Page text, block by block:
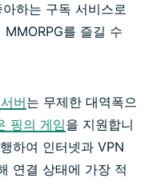
하는 구독 서비스로
를 즐길 수
버는 무제한 대역폭으
핑의 게임을 지원합니
하여 인터넷과 VPN
연결 상태에 가장 적